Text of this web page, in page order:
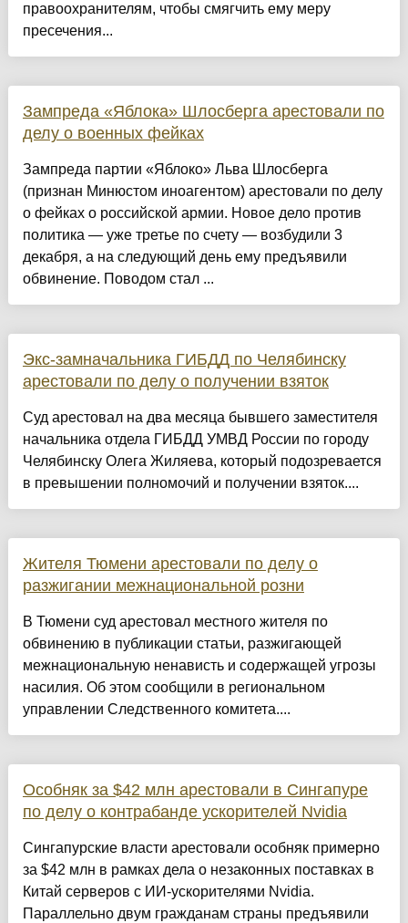
правоохранителям, чтобы смягчить ему меру
пресечения...
Зампреда «Яблока» Шлосберга арестовали по
делу о военных фейках
Зампреда партии «Яблоко» Льва Шлосберга
(признан Минюстом иноагентом) арестовали по делу
о фейках о российской армии. Новое дело против
политика — уже третье по счету — возбудили 3
декабря, а на следующий день ему предъявили
обвинение. Поводом стал ...
Экс-замначальника ГИБДД по Челябинску
арестовали по делу о получении взяток
Суд арестовал на два месяца бывшего заместителя
начальника отдела ГИБДД УМВД России по городу
Челябинску Олега Жиляева, который подозревается
в превышении полномочий и получении взяток....
Жителя Тюмени арестовали по делу о
разжигании межнациональной розни
В Тюмени суд арестовал местного жителя по
обвинению в публикации статьи, разжигающей
межнациональную ненависть и содержащей угрозы
насилия. Об этом сообщили в региональном
управлении Следственного комитета....
Особняк за $42 млн арестовали в Сингапуре
по делу о контрабанде ускорителей Nvidia
Сингапурские власти арестовали особняк примерно
за $42 млн в рамках дела о незаконных поставках в
Китай серверов с ИИ-ускорителями Nvidia.
Параллельно двум гражданам страны предъявили